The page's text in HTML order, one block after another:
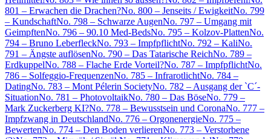
801 – Erwachen die Drachen?No. 800 – Jenseits / EwigkeitNo. 799
– KundschaftNo. 798 – Schwarze AugenNo. 797 – Umgang mit
GeimpftenNo. 796 – 90.10 Med-BedsNo. 795 – Kolzov-PlattenNo.
794 – Bruno LeberfleckNo. 793 – ImpfpflichtNo. 792 – KaliNo.
791 – Ängste auflösenNo. 790 – Das Tatarische ReichNo. 789 –
ErdkuppelNo. 788 – Flache Erde Vorteil?No. 787 – ImpfpflichtNo.
786 – Solfeggio-FrequenzenNo. 785 – InfrarotlichtNo. 784 –
DatingNo. 783 – Mont Pélerin SocietyNo. 782 – Ausgang der `C´-
SituationNo. 781 – PhotovoltaikNo. 780 – Das BöseNo. 779 –
Mark Zuckerberg KI?No. 778 – Bewusstsein und CoronaNo. 777 –
Impfzwang in DeutschlandNo. 776 – OrgonenergieNo. 775 –
BewertenNo. 774 – Den Boden verlierenNo. 773 – Verstorbene